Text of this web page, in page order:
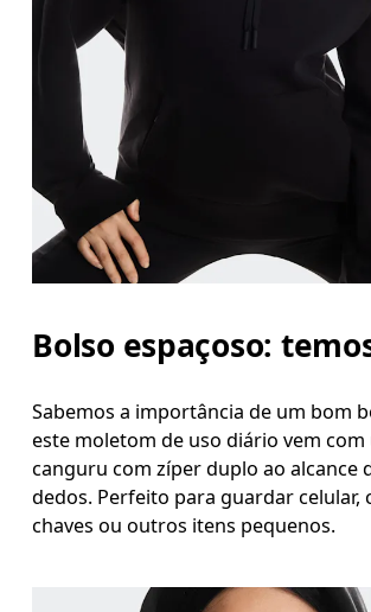
Bolso espaçoso:
Sabemos a importância de um bom
este moletom de uso diário vem
canguru com zíper duplo ao alcance
dedos. Perfeito para guardar celular,
chaves ou outros itens pequenos.